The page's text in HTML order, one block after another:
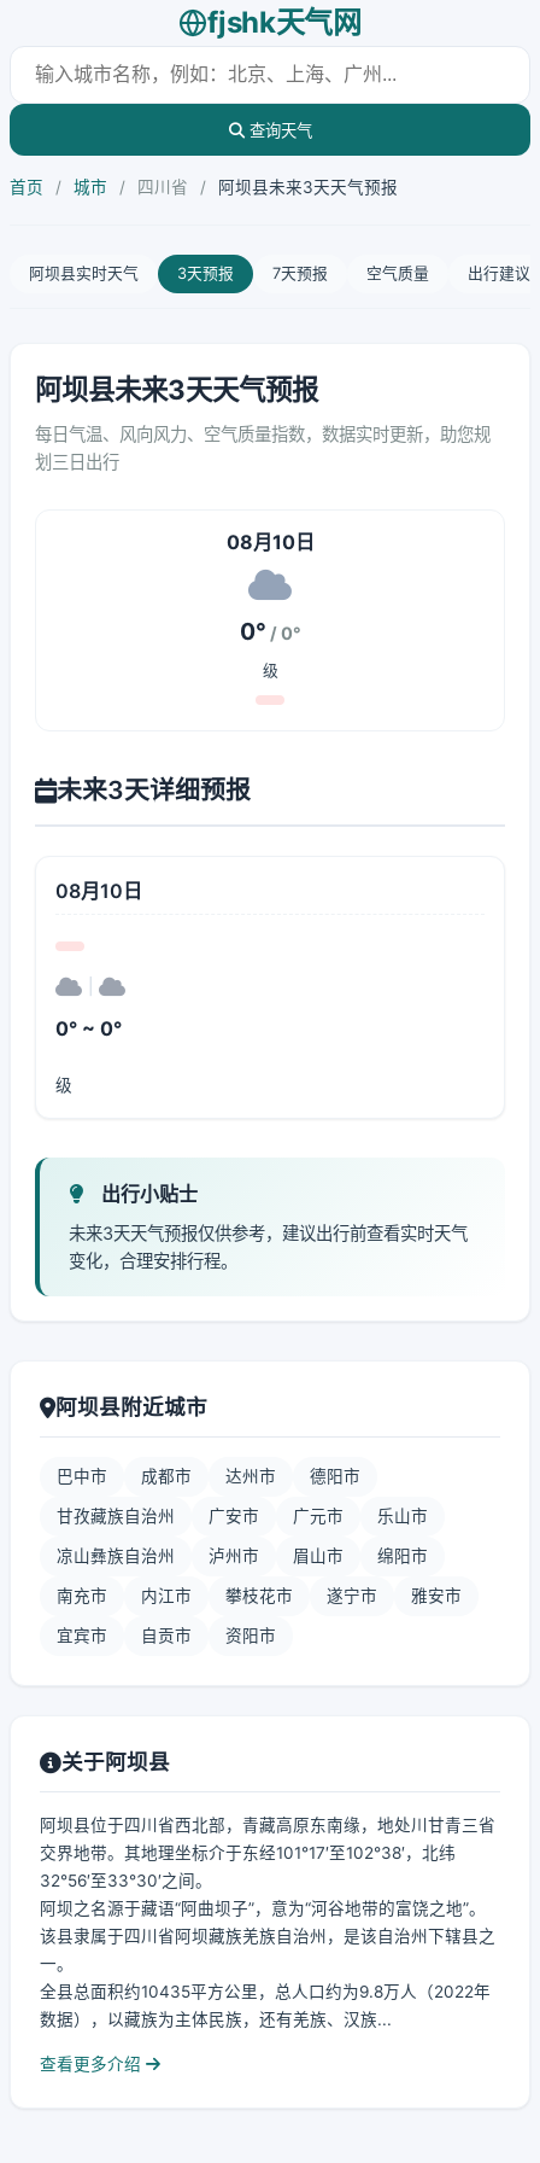
fjshk天气网
查询天气
首页 / 城市 / 四川省 / 阿坝县未来3天天气预报
阿坝县实时天气 3天预报 7天预报 空气质量 出行建议
阿坝县未来3天天气预报
每日气温、风向风力、空气质量指数，数据实时更新，助您规
划三日出行
08月10日
0° / 0°
级
未来3天详细预报
08月10日
0° ~ 0°
级
出行小贴士
未来3天天气预报仅供参考，建议出行前查看实时天气
变化，合理安排行程。
阿坝县附近城市
巴中市 成都市 达州市 德阳市
甘孜藏族自治州 广安市 广元市 乐山市
凉山彝族自治州 泸州市 眉山市 绵阳市
南充市 内江市 攀枝花市 遂宁市 雅安市
宜宾市 自贡市 资阳市
关于阿坝县
阿坝县位于四川省西北部，青藏高原东南缘，地处川甘青三省
交界地带。其地理坐标介于东经101°17′至102°38′，北纬
32°56′至33°30′之间。
阿坝之名源于藏语“阿曲坝子”，意为“河谷地带的富饶之地”。
该县隶属于四川省阿坝藏族羌族自治州，是该自治州下辖县之
一。
全县总面积约10435平方公里，总人口约为9.8万人（2022年
数据），以藏族为主体民族，还有羌族、汉族...
查看更多介绍